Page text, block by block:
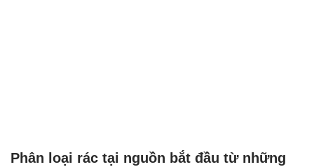
Phân loại rác tại nguồn bắt đầu từ những